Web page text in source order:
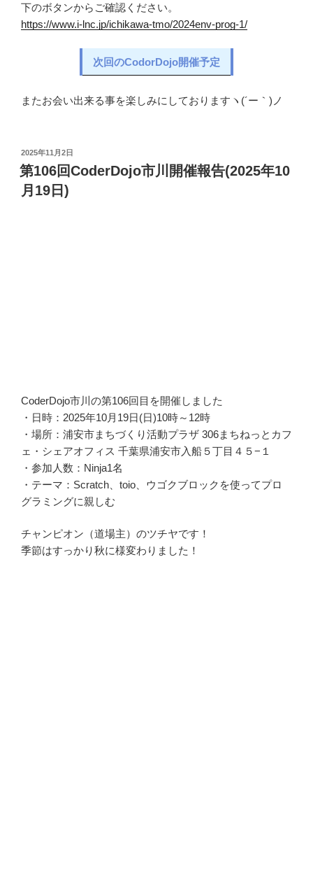
下のボタンからご確認ください。
https://www.i-lnc.jp/ichikawa-tmo/2024env-prog-1/
次回のCodorDojo開催予定
またお会い出来る事を楽しみにしておりますヽ(´ー｀)ノ
投
稿
日:
2025年11月2日
第106回CoderDojo市川開催報告(2025年10
月19日)
CoderDojo市川の第106回目を開催しました
・日時：2025年10月19日(日)10時～12時
・場所：浦安市まちづくり活動プラザ 306まちねっとカフ
ェ・シェアオフィス 千葉県浦安市入船５丁目４５−１
・参加人数：Ninja1名
・テーマ：Scratch、toio、ウゴクブロックを使ってプロ
グラミングに親しむ
チャンピオン（道場主）のツチヤです！
季節はすっかり秋に様変わりました！